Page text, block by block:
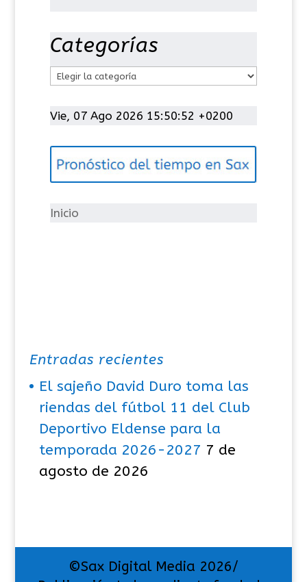
Categorías
t
g
í
Vie, 07 Ago 2026 15:50:53 +0200
Inicio
Entradas recientes
El sajeño David Duro toma las
riendas del fútbol 11 del Club
Deportivo Eldense para la
temporada 2026-2027 7 de
agosto de 2026
©Sax Digital Media 2026/